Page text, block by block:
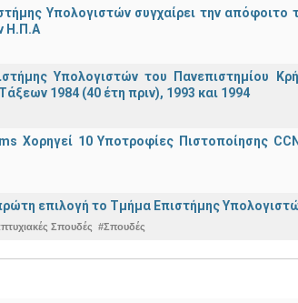
Υπολογιστών συγχαίρει την απόφοιτο
Η.Π.Α
Υπολογιστών του Πανεπιστημίου
1984 (40 έτη πριν), 1993 και 1994
Χορηγεί 10 Υποτροφίες Πιστοποίησης
πρώτη επιλογή το Τμήμα Επιστήμης
Σπουδές #Σπουδές